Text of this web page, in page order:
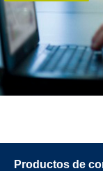
Productos de